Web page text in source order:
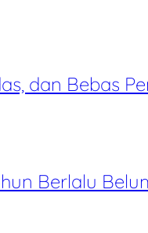
dan Bebas
Berlalu